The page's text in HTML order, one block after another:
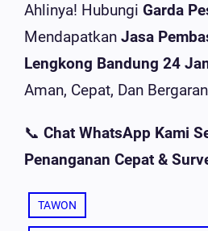
Ahlinya! Hubungi Garda
Mendapatkan Jasa
Lengkong Bandung 24
Aman, Cepat, Dan
📞 Chat WhatsApp Kami
Penanganan Cepat &
TAWON